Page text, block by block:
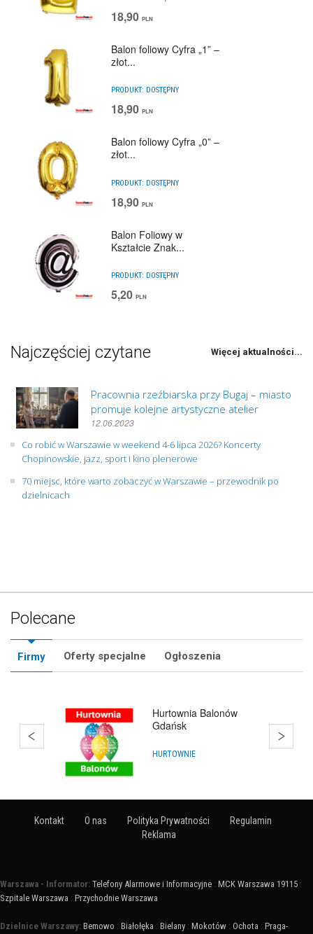
18,90 PLN
Balon foliowy Cyfra „1” –
złot...
PRODUKT: DOSTĘPNY
18,90 PLN
Balon foliowy Cyfra „0” –
złot...
PRODUKT: DOSTĘPNY
18,90 PLN
Balon Foliowy w
Kształcie Znak...
PRODUKT: DOSTĘPNY
5,20 PLN
Najczęściej czytane Więcej aktualności...
Pracownia rzeźbiarska przy Bugaj – miasto
promuje kolejne artystyczne atelier
12.06.2023
Co robić w Warszawie w weekend 4-6 lipca 2026? Koncerty
Chopinowskie, jazz, sport i kino plenerowe
70 miejsc, które warto zobaczyć w Warszawie – przewodnik po
dzielnicach
Polecane
Firmy Oferty specjalne Ogłoszenia
Hurtownia Balonów
Gdańsk
HURTOWNIE
Kontakt O nas Polityka Prywatności
Regulamin
Reklama
Warszawa - Informator: Telefony Alarmowe i Informacyjne : MCK Warszawa 19115 :
Szpitale Warszawa : Przychodnie Warszawa
Dzielnice Warszawy: Bemowo : Białołęka : Bielany : Mokotów : Ochota : Praga-